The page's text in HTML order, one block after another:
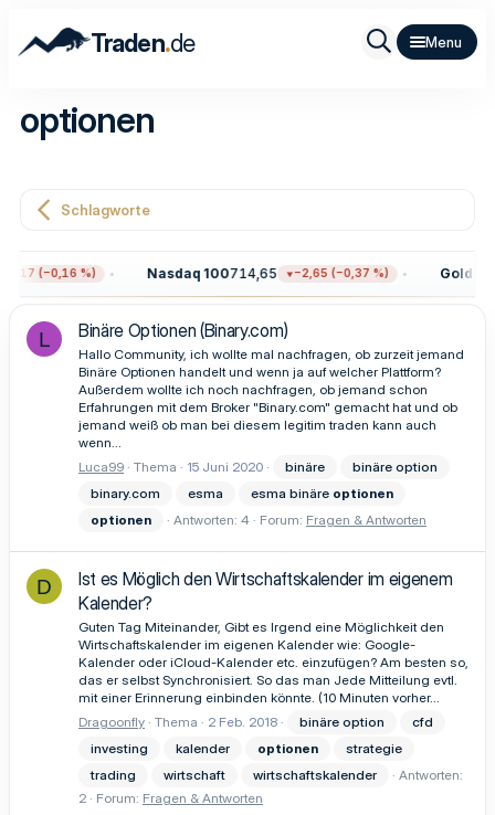
Traden.de
optionen
Schlagworte
(−0,16 %) Nasdaq 100714,65 −2,65 (−0,37 %) Gold
L Binäre Optionen (Binary.com)
Hallo Community, ich wollte mal nachfragen, ob zurzeit jemand
Binäre Optionen handelt und wenn ja auf welcher Plattform?
Außerdem wollte ich noch nachfragen, ob jemand schon
Erfahrungen mit dem Broker "Binary.com" gemacht hat und ob
jemand weiß ob man bei diesem legitim traden kann auch
wenn...
Luca99 Thema 15 Juni 2020 binäre
binäre option
binary.com
esma esma binäre optionen
optionen
Antworten: 4 Forum: Fragen & Antworten
D
Ist es Möglich den Wirtschaftskalender im eigenem
Kalender?
Guten Tag Miteinander, Gibt es Irgend eine Möglichkeit den
Wirtschaftskalender im eigenen Kalender wie: Google-
Kalender oder iCloud-Kalender etc. einzufügen? Am besten so,
das er selbst Synchronisiert. So das man Jede Mitteilung evtl.
mit einer Erinnerung einbinden könnte. (10 Minuten vorher...
Dragoonfly Thema 2 Feb. 2018 binäre option
cfd
investing
kalender optionen
strategie
trading
wirtschaft wirtschaftskalender
Antworten:
2
Forum: Fragen & Antworten